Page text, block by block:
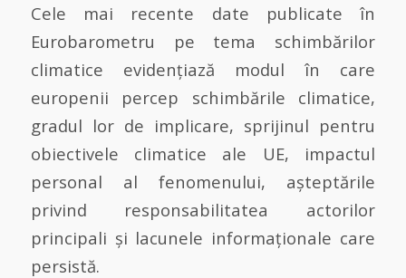
Cele mai recente date publicate în
Eurobarometru pe tema schimbărilor
climatice evidențiază modul în care
europenii percep schimbările climatice,
gradul lor de implicare, sprijinul pentru
obiectivele climatice ale UE, impactul
personal al fenomenului, așteptările
privind responsabilitatea actorilor
principali și lacunele informaționale care
persistă.